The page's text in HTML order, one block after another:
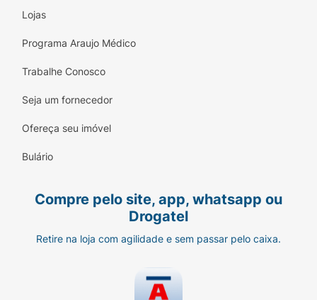
Lojas
Programa Araujo Médico
Trabalhe Conosco
Seja um fornecedor
Ofereça seu imóvel
Bulário
Compre pelo site, app, whatsapp ou
Drogatel
Retire na loja com agilidade e sem passar pelo caixa.